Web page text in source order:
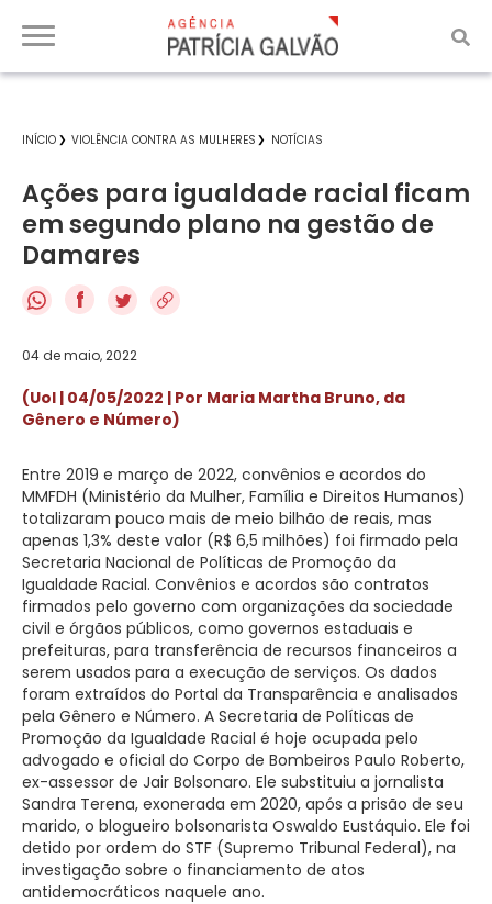
INÍCIO VIOLÊNCIA CONTRA AS MULHERES NOTÍCIAS
Ações para igualdade racial ficam
em segundo plano na gestão de
Damares
f
04 de maio, 2022
(Uol | 04/05/2022 | Por Maria Martha Bruno, da
Gênero e Número)
Entre 2019 e março de 2022, convênios e acordos do
MMFDH (Ministério da Mulher, Família e Direitos Humanos)
totalizaram pouco mais de meio bilhão de reais, mas
apenas 1,3% deste valor (R$ 6,5 milhões) foi firmado pela
Secretaria Nacional de Políticas de Promoção da
Igualdade Racial. Convênios e acordos são contratos
firmados pelo governo com organizações da sociedade
civil e órgãos públicos, como governos estaduais e
prefeituras, para transferência de recursos financeiros a
serem usados para a execução de serviços. Os dados
foram extraídos do Portal da Transparência e analisados
pela Gênero e Número. A Secretaria de Políticas de
Promoção da Igualdade Racial é hoje ocupada pelo
advogado e oficial do Corpo de Bombeiros Paulo Roberto,
ex-assessor de Jair Bolsonaro. Ele substituiu a jornalista
Sandra Terena, exonerada em 2020, após a prisão de seu
marido, o blogueiro bolsonarista Oswaldo Eustáquio. Ele foi
detido por ordem do STF (Supremo Tribunal Federal), na
investigação sobre o financiamento de atos
antidemocráticos naquele ano.